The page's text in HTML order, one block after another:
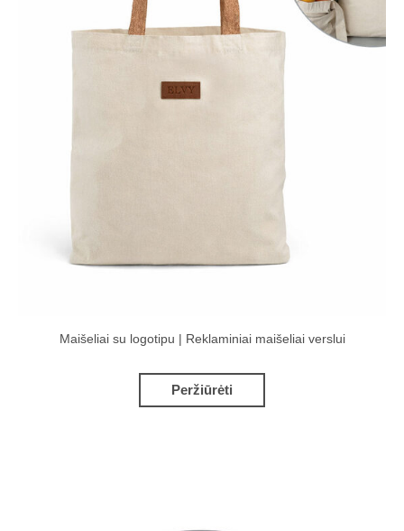
Maišeliai su logotipu | Reklaminiai maišeliai verslui
Peržiūrėti